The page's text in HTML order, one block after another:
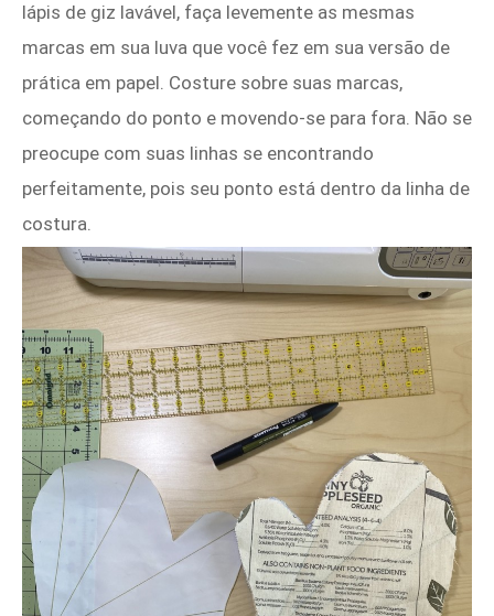
lápis de giz lavável, faça levemente as mesmas
marcas em sua luva que você fez em sua versão de
prática em papel. Costure sobre suas marcas,
começando do ponto e movendo-se para fora. Não se
preocupe com suas linhas se encontrando
perfeitamente, pois seu ponto está dentro da linha de
costura.